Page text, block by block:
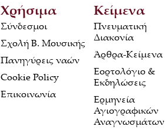
Χρήσιμα
Σύνδεσμοι
Σχολή Β. Μουσικής
Πανηγύρεις ναών
Cookie Policy
Επικοινωνία
Κείμενα
Πνευματική
Διακονία
Άρθρα-Κείμενα
Εορτολόγιο &
Εκδηλώσεις
Ερμηνεία
Αγιογραφικών
Αναγνωσμάτων